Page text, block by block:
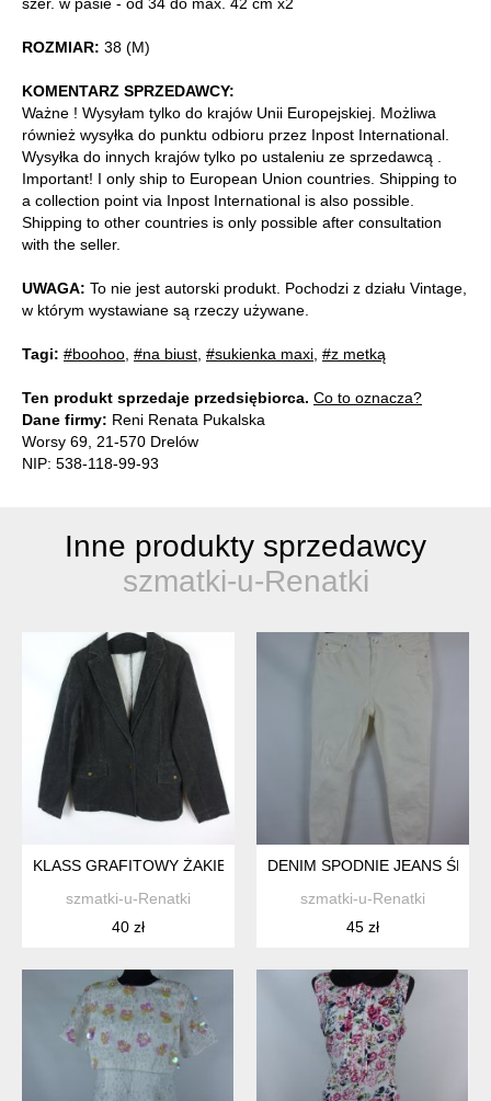
szer. w pasie - od 34 do max. 42 cm x2
ROZMIAR: 38 (M)
KOMENTARZ SPRZEDAWCY:
Ważne ! Wysyłam tylko do krajów Unii Europejskiej. Możliwa
również wysyłka do punktu odbioru przez Inpost International.
Wysyłka do innych krajów tylko po ustaleniu ze sprzedawcą .
Important! I only ship to European Union countries. Shipping to
a collection point via Inpost International is also possible.
Shipping to other countries is only possible after consultation
with the seller.
UWAGA: To nie jest autorski produkt. Pochodzi z działu Vintage,
w którym wystawiane są rzeczy używane.
Tagi: #boohoo, #na biust, #sukienka maxi, #z metką
Ten produkt sprzedaje przedsiębiorca. Co to oznacza?
Dane firmy: Reni Renata Pukalska
Worsy 69, 21-570 Drelów
NIP: 538-118-99-93
Inne produkty sprzedawcy
szmatki-u-Renatki
KLASS GRAFITOWY ŻAKIET A'LA JEANS 18 / 44
szmatki-u-Renatki
40 zł
DENIM SPODNIE JEANS
szmatki-u-Renatki
45 zł